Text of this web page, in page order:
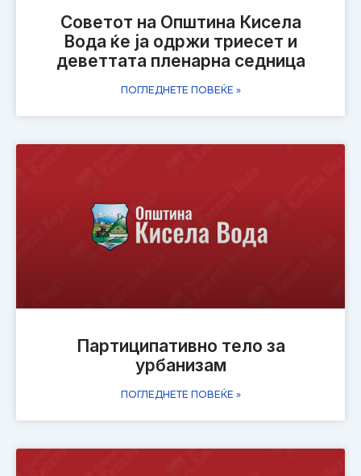
Советот на Општина Кисела
Вода ќе ја одржи триесет и
деветтата пленарна седница
ПОГЛЕДНЕТЕ ПОВЕЌЕ »
Партиципативно тело за
урбанизам
ПОГЛЕДНЕТЕ ПОВЕЌЕ »